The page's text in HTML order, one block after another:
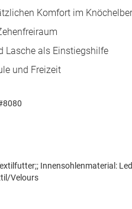
Komfort im
Lasche als Einstiegshilfe
und Freizeit
Innensohlenmaterial:
Velours